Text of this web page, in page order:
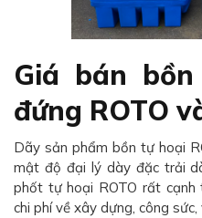
Giá bán
đứng ROTO
Dãy sản phẩm bồn tự hoại
mật độ đại lý dày đặc trải
phốt tự hoại ROTO rất
chi phí về xây dựng, công sức,